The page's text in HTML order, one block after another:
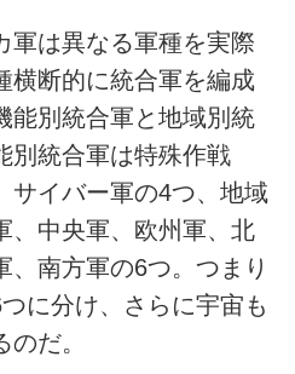
は異なる軍種を実際
横断的に統合軍を編成
能別統合軍と地域別統
別統合軍は特殊作戦
サイバー軍の4つ、地域
、中央軍、欧州軍、北
、南方軍の6つ。つまり
に分け、さらに宇宙も
だ。